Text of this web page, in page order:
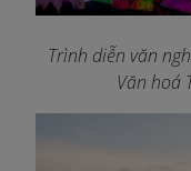
Trình diễn văn
Văn hoá